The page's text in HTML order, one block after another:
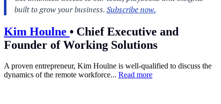
Kim Houlne • Chief Executive and
Founder of Working Solutions
A proven entrepreneur, Kim Houlne is well-qualified to discuss the
dynamics of the remote workforce... Read more